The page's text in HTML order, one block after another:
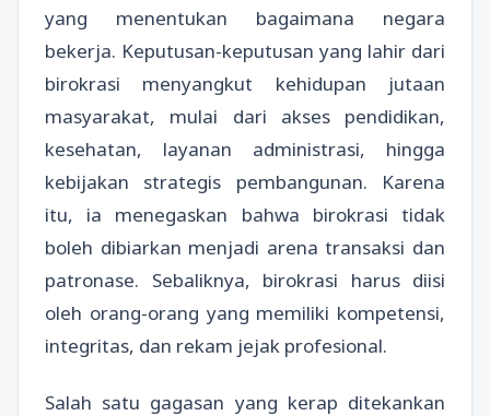
yang menentukan bagaimana negara
bekerja. Keputusan-keputusan yang lahir dari
birokrasi menyangkut kehidupan jutaan
masyarakat, mulai dari akses pendidikan,
kesehatan, layanan administrasi, hingga
kebijakan strategis pembangunan. Karena
itu, ia menegaskan bahwa birokrasi tidak
boleh dibiarkan menjadi arena transaksi dan
patronase. Sebaliknya, birokrasi harus diisi
oleh orang-orang yang memiliki kompetensi,
integritas, dan rekam jejak profesional.
Salah satu gagasan yang kerap ditekankan